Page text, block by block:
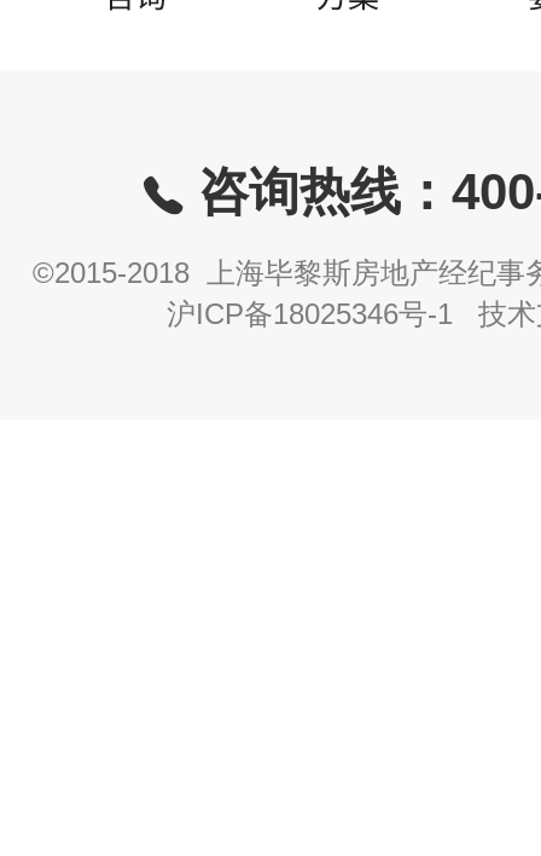
咨询热线：
©2015-2018 上海毕黎斯房地产经纪事
沪ICP备18025346号-1 技术